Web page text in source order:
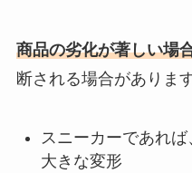
商品の劣化が著しい場
断される場合があります
スニーカーであれ
大きな変形